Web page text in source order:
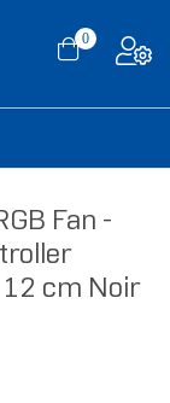
0
Fan -
12 cm Noir